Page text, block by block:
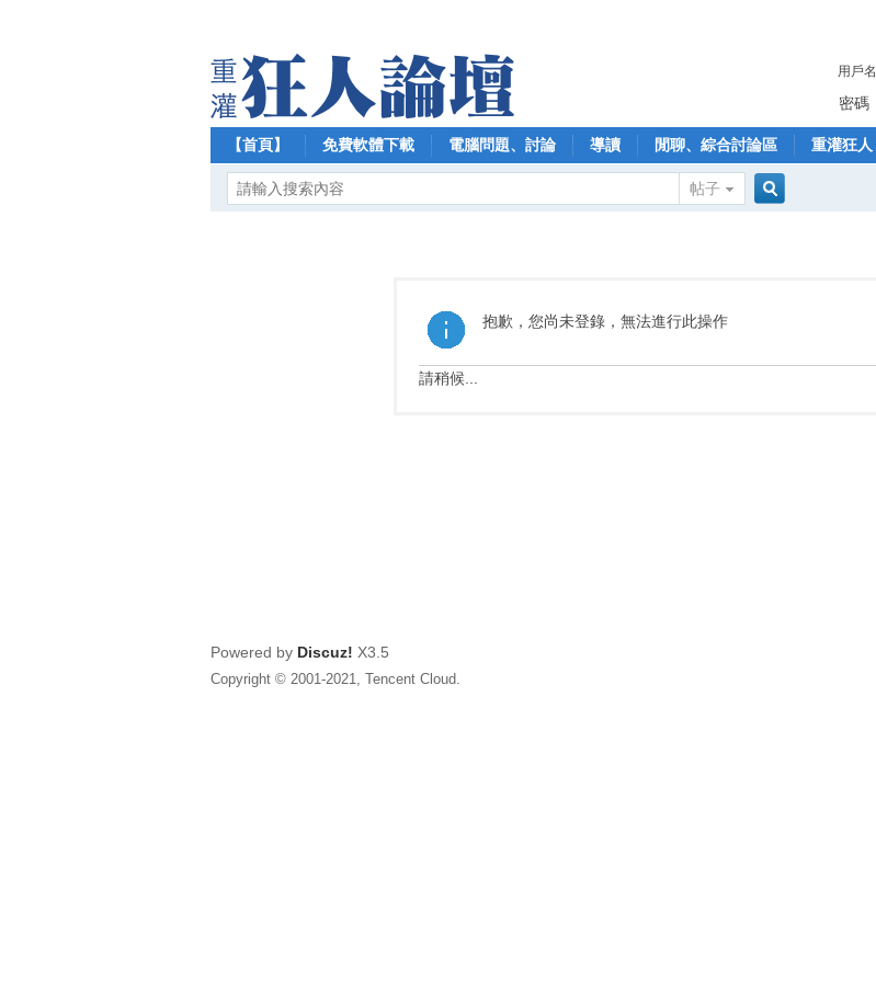
用戶名
密碼
【首頁】 免費軟體下載 電腦問題、討論 導讀 閒聊、綜合討論區 重灌狂人
帖子
抱歉，您尚未登錄，無法進行此操作
請稍候...
Powered by Discuz! X3.5
Copyright © 2001-2021, Tencent Cloud.